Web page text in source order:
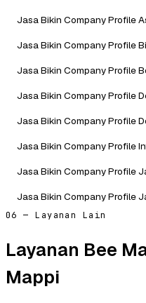
Jasa Bikin Company Profile
Jasa Bikin Company Profile
Jasa Bikin Company Profile
Jasa Bikin Company Profile
Jasa Bikin Company Profile
Jasa Bikin Company Profile
Jasa Bikin Company Profile
Jasa Bikin Company Profile
06 — Layanan Lain
Layanan Bee
Mappi